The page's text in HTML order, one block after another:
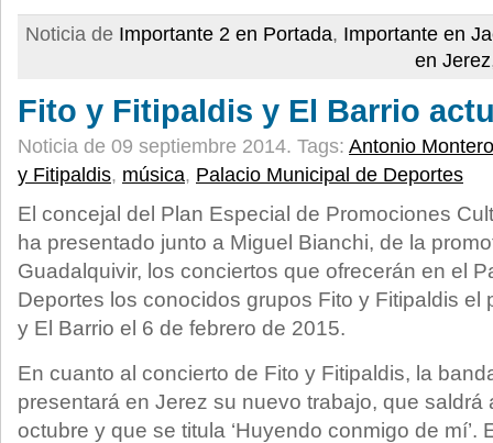
Noticia de Importante 2 en Portada, Importante en
en Jerez
Fito y Fitipaldis y El Barrio
Noticia de 09 septiembre 2014. Tags: Antonio Montero
y Fitipaldis, música, Palacio Municipal de Deportes
El concejal del Plan Especial de Promociones
ha presentado junto a Miguel Bianchi, de la
Guadalquivir, los conciertos que ofrecerán en el
Deportes los conocidos grupos Fito y Fitipaldis el
y El Barrio el 6 de febrero de 2015.
En cuanto al concierto de Fito y Fitipaldis, la
presentará en Jerez su nuevo trabajo, que saldrá
octubre y que se titula ‘Huyendo conmigo de mí’.